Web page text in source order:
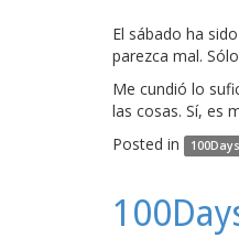
El sábado ha
parezca mal.
Me cundió lo
las cosas. Sí, es
Posted in